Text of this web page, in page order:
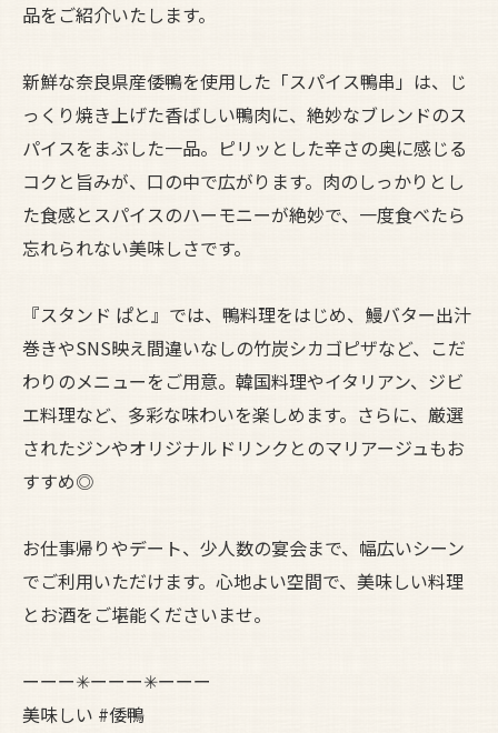
品をご紹介いたします。
新鮮な奈良県産倭鴨を使用した「スパイス鴨串」は、じ
っくり焼き上げた香ばしい鴨肉に、絶妙なブレンドのス
パイスをまぶした一品。ピリッとした辛さの奥に感じる
コクと旨みが、口の中で広がります。肉のしっかりとし
た食感とスパイスのハーモニーが絶妙で、一度食べたら
忘れられない美味しさです。
『スタンド ぱと』では、鴨料理をはじめ、鰻バター出汁
巻きやSNS映え間違いなしの竹炭シカゴピザなど、こだ
わりのメニューをご用意。韓国料理やイタリアン、ジビ
エ料理など、多彩な味わいを楽しめます。さらに、厳選
されたジンやオリジナルドリンクとのマリアージュもお
すすめ◎
お仕事帰りやデート、少人数の宴会まで、幅広いシーン
でご利用いただけます。心地よい空間で、美味しい料理
とお酒をご堪能くださいませ。
ーーー✳︎ーーー✳︎ーーー
美味しい #倭鴨